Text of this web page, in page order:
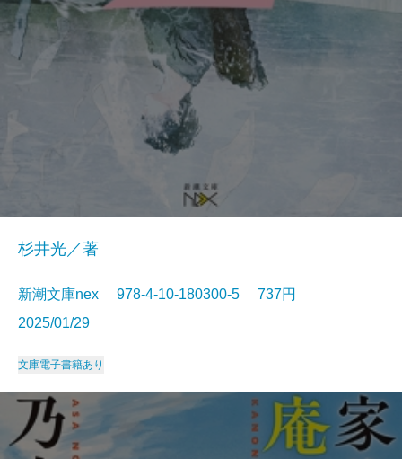
杉井光／著
新潮文庫nex 978-4-10-180300-5 737円
2025/01/29
文庫電子書籍あり